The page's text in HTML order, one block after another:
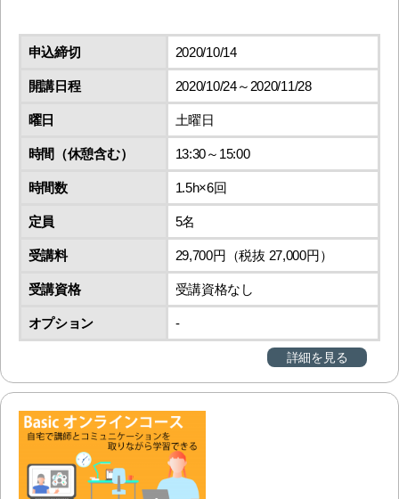
申込締切 2020/10/14
開講日程 2020/10/24～2020/11/28
曜日 土曜日
時間（休憩含む） 13:30～15:00
時間数 1.5h×6回
定員 5名
受講料 29,700円（税抜 27,000円）
受講資格 受講資格なし
オプション ‐
詳細を見る